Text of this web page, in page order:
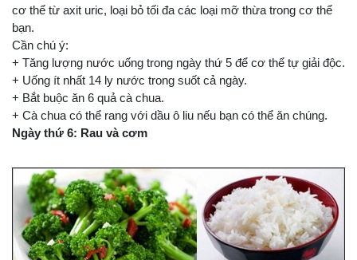
cơ thể từ axit uric, loại bỏ tối đa các loại mỡ thừa trong cơ thể
bạn.
Cần chú ý:
+ Tăng lượng nước uống trong ngày thứ 5 để cơ thể tự giải độc.
+ Uống ít nhất 14 ly nước trong suốt cả ngày.
+ Bắt buộc ăn 6 quả cà chua.
+ Cà chua có thể rang với dầu ô liu nếu bạn có thể ăn chúng.
Ngày thứ 6: Rau và cơm